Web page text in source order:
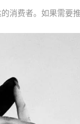
消费者。如果需要